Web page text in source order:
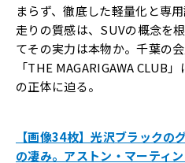
まらず、徹底した軽量化と専
走りの質感は、SUVの概念を
てその実力は本物か。千葉の
「THE MAGARIGAWA CLUB
の正体に迫る。
【画像34枚】光沢ブラックの
の凄み。アストン・マーティ